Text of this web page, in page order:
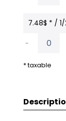
7.48$ * /
-
* taxable